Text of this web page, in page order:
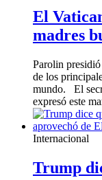
El
madres
Parolin
de los
mundo. El
expresó este
Internacional
Trump